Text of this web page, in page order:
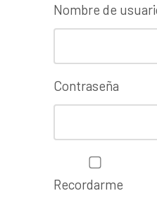
Nombre de
Contraseña
Recordarme